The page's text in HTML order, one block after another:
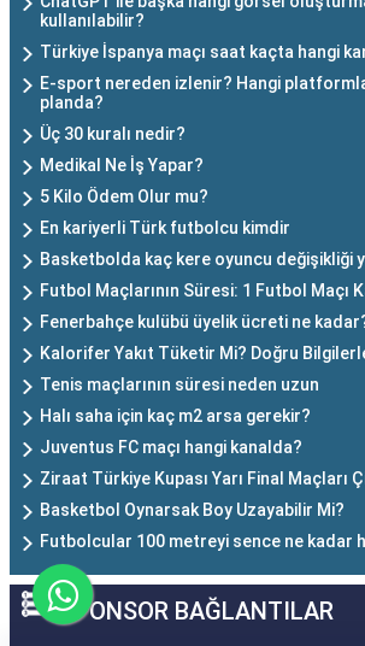
kullanılabilir?
Türkiye İspanya maçı saat kaçta hangi
E-sport nereden izlenir? Hangi
planda?
Üç 30 kuralı nedir?
Medikal Ne İş Yapar?
5 Kilo Ödem Olur mu?
En kariyerli Türk futbolcu kimdir
Basketbolda kaç kere oyuncu değişikliği
Futbol Maçlarının Süresi: 1 Futbol Maçı
Fenerbahçe kulübü üyelik ücreti ne
Kalorifer Yakıt Tüketir Mi? Doğru
Tenis maçlarının süresi neden uzun
Halı saha için kaç m2 arsa gerekir?
Juventus FC maçı hangi kanalda?
Ziraat Türkiye Kupası Yarı Final Maçları
Basketbol Oynarsak Boy Uzayabilir Mi?
Futbolcular 100 metreyi sence ne kadar
SPONSOR BAĞLANTILAR